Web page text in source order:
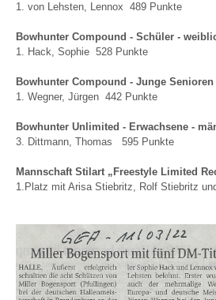
1. von Lehsten, Lennox 489 Punkte
Bowhunter Compound - Schüler -
1. Hack, Sophie 528 Punkte
Bowhunter Compound - Junge
1. Wegner, Jürgen 442 Punkte
Bowhunter Unlimited - Erwachsene -
3. Dittmann, Thomas 595 Punkte
Mannschaft Stilart „Freestyle Limited
1.Platz mit Arisa Stiebritz, Rolf Stiebritz